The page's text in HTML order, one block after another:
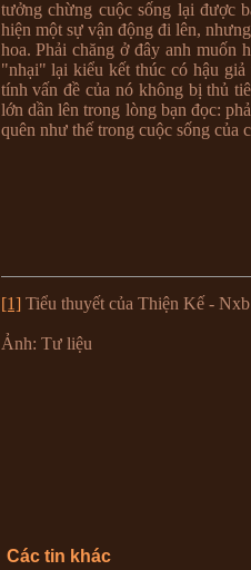
tưởng chừng cuộc sống lại được
hiện một sự vận động đi lên,
hoa. Phải chăng ở đây anh muốn
"nhại" lại kiểu kết thúc có hậu giả
tính vấn đề của nó không bị thủ
lớn dần lên trong lòng bạn đọc:
quên như thế trong cuộc sống của
[1]Tiểu thuyết của Thiện Kế -
Ảnh: Tư liệu
Các tin khác